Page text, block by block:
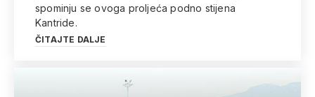
spominju se ovoga proljeća podno stijena
Kantride.
ČITAJTE DALJE